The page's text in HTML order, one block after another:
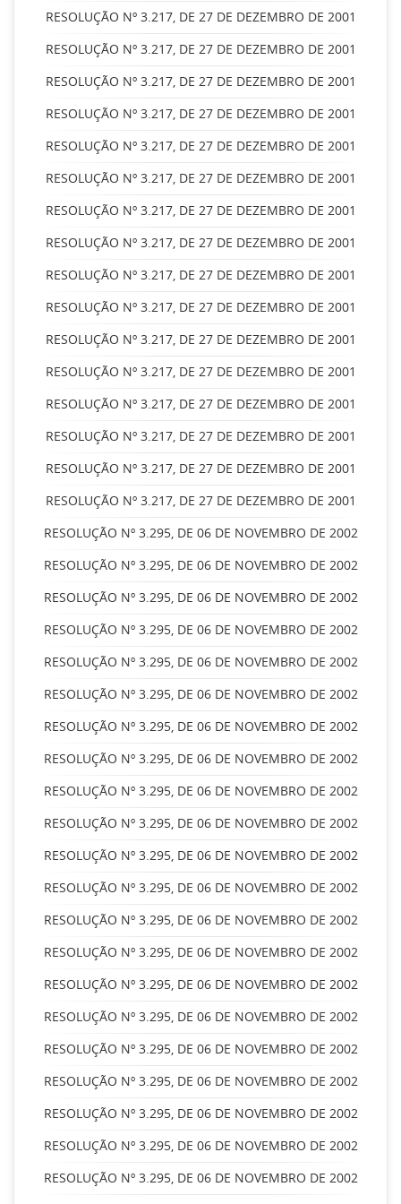
RESOLUÇÃO Nº 3.217, DE 27 DE DEZEMBRO DE 2001
RESOLUÇÃO Nº 3.217, DE 27 DE DEZEMBRO DE 2001
RESOLUÇÃO Nº 3.217, DE 27 DE DEZEMBRO DE 2001
RESOLUÇÃO Nº 3.217, DE 27 DE DEZEMBRO DE 2001
RESOLUÇÃO Nº 3.217, DE 27 DE DEZEMBRO DE 2001
RESOLUÇÃO Nº 3.217, DE 27 DE DEZEMBRO DE 2001
RESOLUÇÃO Nº 3.217, DE 27 DE DEZEMBRO DE 2001
RESOLUÇÃO Nº 3.217, DE 27 DE DEZEMBRO DE 2001
RESOLUÇÃO Nº 3.217, DE 27 DE DEZEMBRO DE 2001
RESOLUÇÃO Nº 3.217, DE 27 DE DEZEMBRO DE 2001
RESOLUÇÃO Nº 3.217, DE 27 DE DEZEMBRO DE 2001
RESOLUÇÃO Nº 3.217, DE 27 DE DEZEMBRO DE 2001
RESOLUÇÃO Nº 3.217, DE 27 DE DEZEMBRO DE 2001
RESOLUÇÃO Nº 3.217, DE 27 DE DEZEMBRO DE 2001
RESOLUÇÃO Nº 3.217, DE 27 DE DEZEMBRO DE 2001
RESOLUÇÃO Nº 3.217, DE 27 DE DEZEMBRO DE 2001
RESOLUÇÃO Nº 3.295, DE 06 DE NOVEMBRO DE 2002
RESOLUÇÃO Nº 3.295, DE 06 DE NOVEMBRO DE 2002
RESOLUÇÃO Nº 3.295, DE 06 DE NOVEMBRO DE 2002
RESOLUÇÃO Nº 3.295, DE 06 DE NOVEMBRO DE 2002
RESOLUÇÃO Nº 3.295, DE 06 DE NOVEMBRO DE 2002
RESOLUÇÃO Nº 3.295, DE 06 DE NOVEMBRO DE 2002
RESOLUÇÃO Nº 3.295, DE 06 DE NOVEMBRO DE 2002
RESOLUÇÃO Nº 3.295, DE 06 DE NOVEMBRO DE 2002
RESOLUÇÃO Nº 3.295, DE 06 DE NOVEMBRO DE 2002
RESOLUÇÃO Nº 3.295, DE 06 DE NOVEMBRO DE 2002
RESOLUÇÃO Nº 3.295, DE 06 DE NOVEMBRO DE 2002
RESOLUÇÃO Nº 3.295, DE 06 DE NOVEMBRO DE 2002
RESOLUÇÃO Nº 3.295, DE 06 DE NOVEMBRO DE 2002
RESOLUÇÃO Nº 3.295, DE 06 DE NOVEMBRO DE 2002
RESOLUÇÃO Nº 3.295, DE 06 DE NOVEMBRO DE 2002
RESOLUÇÃO Nº 3.295, DE 06 DE NOVEMBRO DE 2002
RESOLUÇÃO Nº 3.295, DE 06 DE NOVEMBRO DE 2002
RESOLUÇÃO Nº 3.295, DE 06 DE NOVEMBRO DE 2002
RESOLUÇÃO Nº 3.295, DE 06 DE NOVEMBRO DE 2002
RESOLUÇÃO Nº 3.295, DE 06 DE NOVEMBRO DE 2002
RESOLUÇÃO Nº 3.295, DE 06 DE NOVEMBRO DE 2002